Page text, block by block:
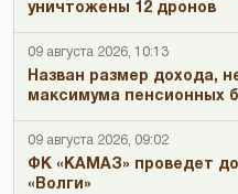
уничтожены 12 дронов
09 августа 2026, 10:13
Назван размер дохода,
максимума пенсионных
09 августа 2026, 09:02
ФК «КАМАЗ» проведет
«Волги»